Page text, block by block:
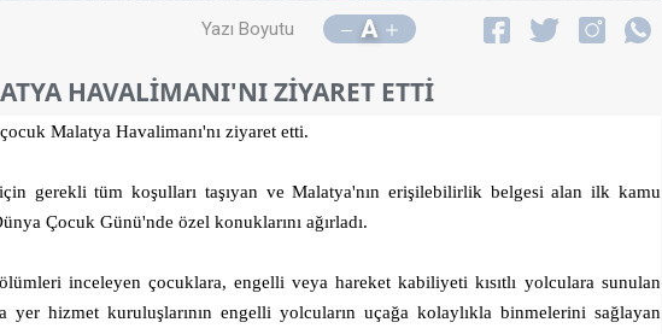
Yazı Boyutu A
HAVALİMANI'NI ZİYARET ETTİ
Malatya Havalimanı'nı ziyaret etti.
gerekli tüm koşulları taşıyan ve Malatya'nın erişilebilirlik belgesi alan ilk kamu
Çocuk Günü'nde özel konuklarını ağırladı.
inceleyen çocuklara, engelli veya hareket kabiliyeti kısıtlı yolculara sunulan
yer hizmet kuruluşlarının engelli yolcuların uçağa kolaylıkla binmelerini sağlayan